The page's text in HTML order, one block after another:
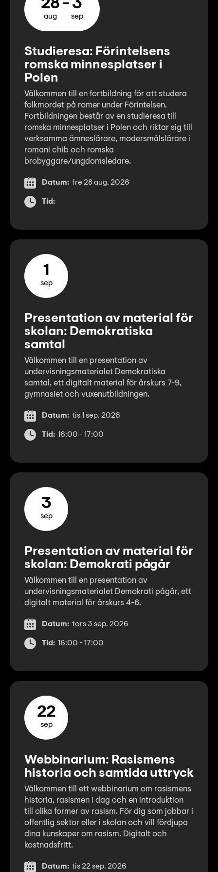
28
aug
3
sep
Studieresa: Förintelsens
romska minnesplatser i
Polen
Välkommen till en fortbildning för att studera
folkmordet på romer under Förintelsen.
Fortbildningen består av en studieresa till
romska minnesplatser i Polen och riktar sig till
verksamma ämneslärare, modersmålslärare i
romani chib och romska
brobyggare/ungdomsledare.
Datum: fre 28 aug. 2026
Tid:
1
sep
Presentation av material för
skolan: Demokratiska
samtal
Välkommen till en presentation av
undervisningsmaterialet Demokratiska
samtal, ett digitalt material för årskurs 7-9,
gymnasiet och vuxenutbildningen.
Datum: tis 1 sep. 2026
Tid: 16:00 - 17:00
3
sep
Presentation av material för
skolan: Demokrati pågår
Välkommen till en presentation av
undervisningsmaterialet Demokrati pågår, ett
digitalt material för årskurs 4-6.
Datum: tors 3 sep. 2026
Tid: 16:00 - 17:00
22
sep
Webbinarium: Rasismens
historia och samtida uttryck
Välkommen till ett webbinarium om rasismens
historia, rasismen i dag och en introduktion
till olika former av rasism. För dig som jobbar i
offentlig sektor eller i skolan och vill fördjupa
dina kunskaper om rasism. Digitalt och
kostnadsfritt.
Datum: tis 22 sep. 2026